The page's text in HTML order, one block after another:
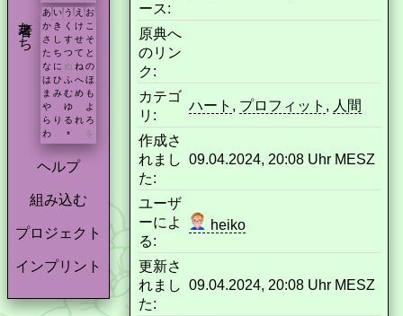
著者たち あ い う え お
か き く け こ
さ
し す せ そ
た ち つ て と
な に ぬ ね の
は ひ ふ へ ほ
ま み む め も
や
ゆ
よ
ら り る れ ろ
わ
* を
ヘルプ
組み込む
プロジェクト
インプリント
ース:
原典へ
のリン
ク:
カテゴ
リ:
ハート , プロフィット , 人間
作成さ
れまし
た:
09.04.2024, 20:08 Uhr MESZ
ユーザ
ーによ
る:
heiko
更新さ
れまし
た:
09.04.2024, 20:08 Uhr MESZ